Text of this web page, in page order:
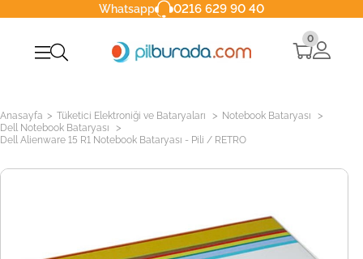
Whatsapp 0216 629 90 40
0
Anasayfa > Tüketici Elektroniği ve Bataryaları > Notebook Bataryası >
Dell Notebook Bataryası >
Dell Alienware 15 R1 Notebook Bataryası - Pili / RETRO